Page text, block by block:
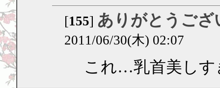
[155] ありがとうござ
2011/06/30(木) 02:07
これ…乳首美しす